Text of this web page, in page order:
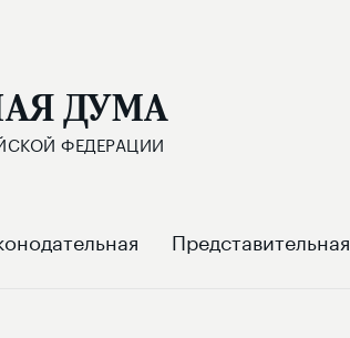
ДУМА
ФЕДЕРАЦИИ
Представительная